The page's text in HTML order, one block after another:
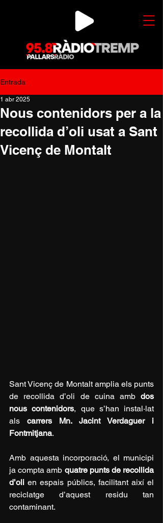
Entrada
Nous contenidors per a la
recollida d’oli usat a Sant
Vicenç de Montalt
1 abr 2025
Sant Vicenç de Montalt amplia els punts
de recollida d’oli de cuina amb dos
nous contenidors, que s’han instal·lat
als carrers Mn. Jacint Verdaguer i
Fontmitjana.
Amb aquesta incorporació, el municipi
ja compta amb quatre punts de recollida
d’oli en espais públics, facilitant així el
reciclatge d’aquest residu tan
contaminant.